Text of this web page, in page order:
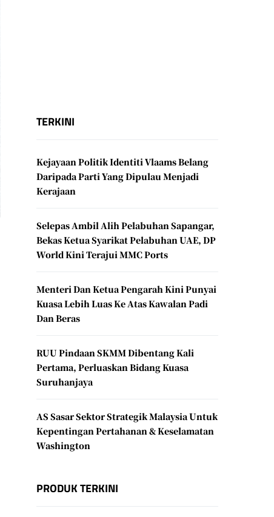
TERKINI
Kejayaan Politik Identiti Vlaams Belang
Daripada Parti Yang Dipulau Menjadi
Kerajaan
Selepas Ambil Alih Pelabuhan Sapangar,
Bekas Ketua Syarikat Pelabuhan UAE, DP
World Kini Terajui MMC Ports
Menteri Dan Ketua Pengarah Kini Punyai
Kuasa Lebih Luas Ke Atas Kawalan Padi
Dan Beras
RUU Pindaan SKMM Dibentang Kali
Pertama, Perluaskan Bidang Kuasa
Suruhanjaya
AS Sasar Sektor Strategik Malaysia Untuk
Kepentingan Pertahanan & Keselamatan
Washington
PRODUK TERKINI